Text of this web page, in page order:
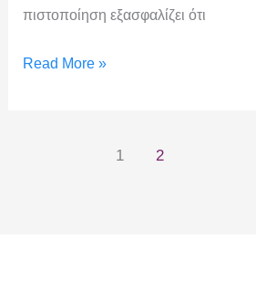
πιστοποίηση εξασφαλίζει ότι
Read More »
1 2